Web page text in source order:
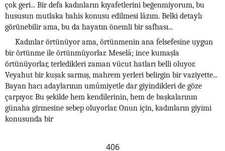
çok geri... Bir defa kadınların kıyafetlerini beğenmiyorum, bu
hususun mutlaka bahis konusu edilmesi lâzım. Belki detaylı
görünebilir ama, bu da hayatın önemli bir safhası...
Kadınlar örtünüyor ama, örtünmenin ana felsefesine uygun
bir örtünme ile örtünmüyorlar. Meselâ; ince kumaşla
örtünüyorlar, terledikleri zaman vücut hatları belli oluyor.
Veyahut bir kuşak sarmış, mahrem yerleri belirgin bir vaziyette...
Bayan hacı adaylarının umûmiyetle dar giyindikleri de göze
çarpıyor. Bu şekilde hem kendilerinin, hem de başkalarının
günaha girmesine sebep oluyorlar. Onun için, kadınların giyimi
konusunda bir
406